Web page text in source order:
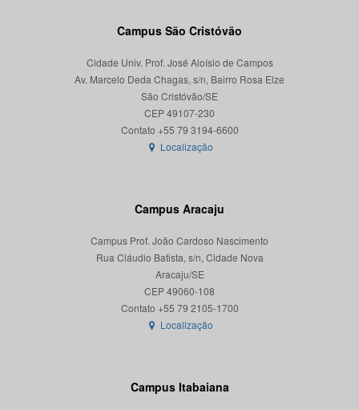
Campus São Cristóvão
Cidade Univ. Prof. José Aloísio de Campos
Av. Marcelo Deda Chagas, s/n, Bairro Rosa Elze
São Cristóvão/SE
CEP 49107-230
Localização
Campus Aracaju
Campus Prof. João Cardoso Nascimento
Rua Cláudio Batista, s/n, Cidade Nova
Aracaju/SE
CEP 49060-108
Localização
Campus Itabaiana